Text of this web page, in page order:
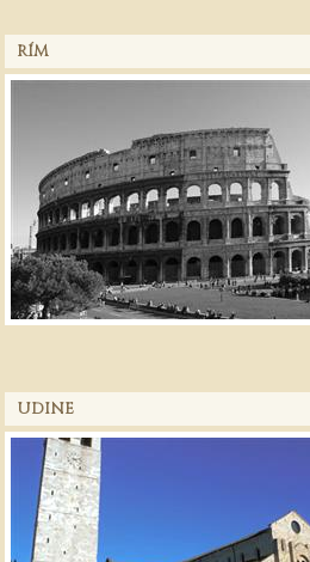
RÍM
UDINE